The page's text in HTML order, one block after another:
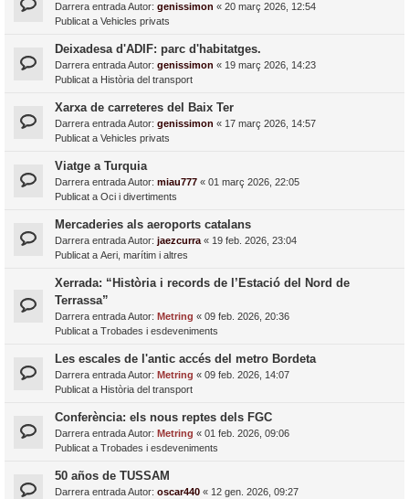
Darrera entrada Autor: genissimon « 20 març 2026, 12:54
Publicat a Vehicles privats
Deixadesa d'ADIF: parc d'habitatges.
Darrera entrada Autor: genissimon « 19 març 2026, 14:23
Publicat a Història del transport
Xarxa de carreteres del Baix Ter
Darrera entrada Autor: genissimon « 17 març 2026, 14:57
Publicat a Vehicles privats
Viatge a Turquia
Darrera entrada Autor: miau777 « 01 març 2026, 22:05
Publicat a Oci i divertiments
Mercaderies als aeroports catalans
Darrera entrada Autor: jaezcurra « 19 feb. 2026, 23:04
Publicat a Aeri, marítim i altres
Xerrada: “Història i records de l’Estació del Nord de
Terrassa”
Darrera entrada Autor: Metring « 09 feb. 2026, 20:36
Publicat a Trobades i esdeveniments
Les escales de l'antic accés del metro Bordeta
Darrera entrada Autor: Metring « 09 feb. 2026, 14:07
Publicat a Història del transport
Conferència: els nous reptes dels FGC
Darrera entrada Autor: Metring « 01 feb. 2026, 09:06
Publicat a Trobades i esdeveniments
50 años de TUSSAM
Darrera entrada Autor: oscar440 « 12 gen. 2026, 09:27